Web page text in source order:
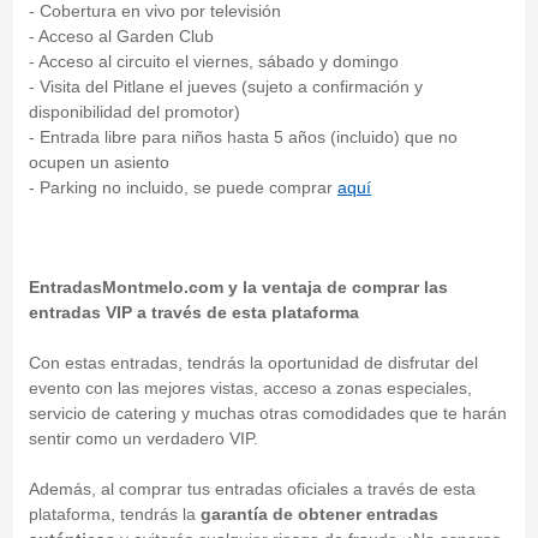
- Cobertura en vivo por televisión
- Acceso al Garden Club
- Acceso al circuito el viernes, sábado y domingo
- Visita del Pitlane el jueves (sujeto a confirmación y
disponibilidad del promotor)
- Entrada libre para niños hasta 5 años (incluido) que no
ocupen un asiento
- Parking no incluido, se puede comprar aquí
EntradasMontmelo.com y la ventaja de comprar las
entradas VIP a través de esta plataforma
Con estas entradas, tendrás la oportunidad de disfrutar del
evento con las mejores vistas, acceso a zonas especiales,
servicio de catering y muchas otras comodidades que te harán
sentir como un verdadero VIP.
Además, al comprar tus entradas oficiales a través de esta
plataforma, tendrás la garantía de obtener entradas